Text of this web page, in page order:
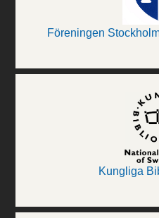
Föreningen
Kungliga